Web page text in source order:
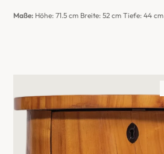
Maße: Höhe: 71.5 cm Breite: 52 cm Tiefe: 44 cm